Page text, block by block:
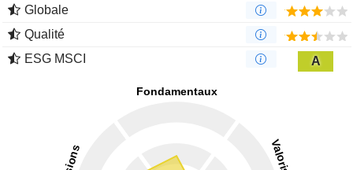
Globale
Qualité
ESG MSCI
A